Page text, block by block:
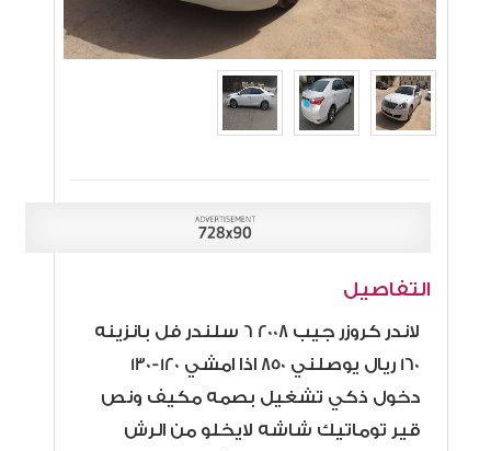
التفاصيل
لاندر كروزر جيب 2008 6 سلندر فل بانزينه
160 ريال يوصلني 850 اذا امشي 120-130
دخول ذكي تشغيل بصمه مكيف ونص
قير توماتيك شاشه لايخلو من الرش